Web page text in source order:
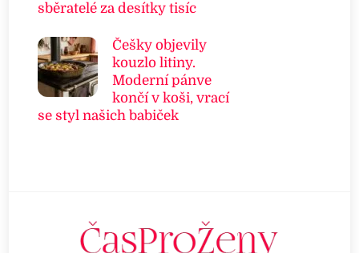
sběratelé za desítky tisíc
Češky objevily
kouzlo litiny.
Moderní pánve
končí v koši, vrací
se styl našich babiček